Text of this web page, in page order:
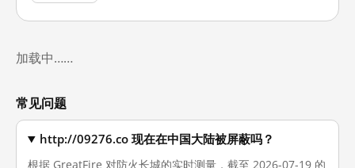
加载中……
常见问题
http://09276.co 现在在中国大陆被屏蔽吗？
根据 GreatFire 对防火长城的实时测量，截至 2026-07-19 的